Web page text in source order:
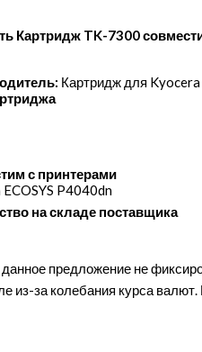
Картридж TK-7300
Картридж для Kyocera
с принтерами
P4040dn
на складе поставщика
предложение не
из-за колебания курса